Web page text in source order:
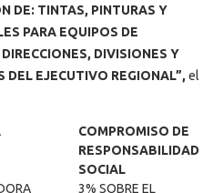
DE: TINTAS, PINTURAS Y
PARA EQUIPOS DE
DIVISIONES Y
DEL EJECUTIVO REGIONAL”, el
COMPROMISO DE
RESPONSABILIDAD
SOCIAL
3% SOBRE EL